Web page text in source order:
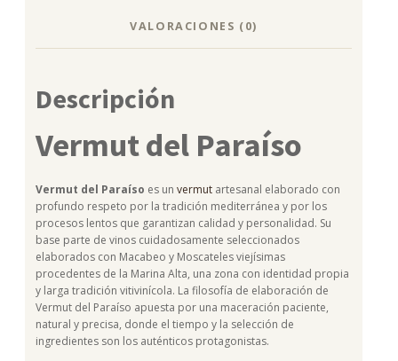
VALORACIONES (0)
Descripción
Vermut del Paraíso
Vermut del Paraíso es un vermut artesanal elaborado con
profundo respeto por la tradición mediterránea y por los
procesos lentos que garantizan calidad y personalidad. Su
base parte de vinos cuidadosamente seleccionados
elaborados con Macabeo y Moscateles viejísimas
procedentes de la Marina Alta, una zona con identidad propia
y larga tradición vitivinícola. La filosofía de elaboración de
Vermut del Paraíso apuesta por una maceración paciente,
natural y precisa, donde el tiempo y la selección de
ingredientes son los auténticos protagonistas.